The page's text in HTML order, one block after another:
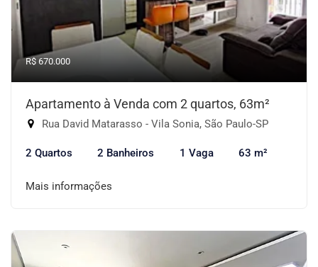
R$ 670.000
Apartamento à Venda com 2 quartos, 63m²
Rua David Matarasso - Vila Sonia, São Paulo-SP
2 Quartos 2 Banheiros 1 Vaga 63 m²
Mais informações